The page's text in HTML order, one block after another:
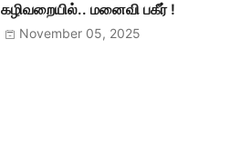
கழிவறையில்.. மனைவி பகீர் !
November 05, 2025